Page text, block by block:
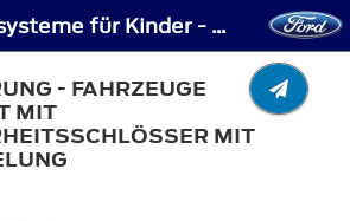
Rückhaltesysteme für Kinder - Kindersicherung - Fahrzeuge ausgestattet mit Kindersicherheitsschlösser mit Fernentriegelung
- FAHRZEUGE
MIT
MIT